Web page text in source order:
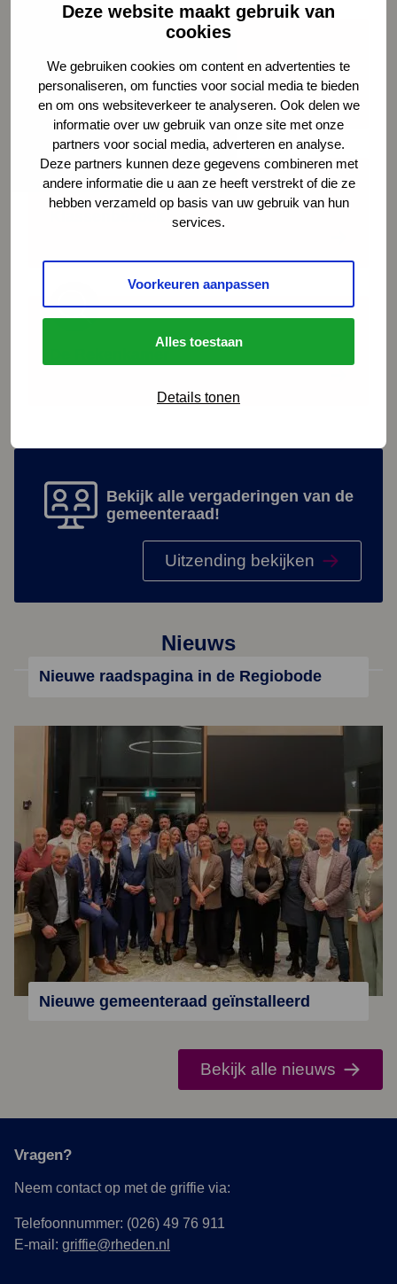
Deze website maakt gebruik van
cookies
We gebruiken cookies om content en advertenties te
personaliseren, om functies voor social media te bieden
en om ons websiteverkeer te analyseren. Ook delen we
informatie over uw gebruik van onze site met onze
partners voor social media, adverteren en analyse.
Deze partners kunnen deze gegevens combineren met
andere informatie die u aan ze heeft verstrekt of die ze
hebben verzameld op basis van uw gebruik van hun
services.
Voorkeuren aanpassen
Alles toestaan
Details tonen
Gast van de raad
Lees meer over: Gast van de raad
Lees meer over: Klassenbezoek
Lees meer over: De Rekenkamer
Bekijk alle vergaderingen van de
gemeenteraad!
Uitzending bekijken
Nieuws
Nieuwe raadspagina in de Regiobode
Lees meer over Nieuwe raadspagina in de Regiobode
Nieuwe gemeenteraad geïnstalleerd
Lees meer over Nieuwe gemeenteraad geïnstalleerd
Bekijk alle nieuws
Vragen?
Neem contact op met de griffie via:
Telefoonnummer: (026) 49 76 911
E-mail: griffie@rheden.nl